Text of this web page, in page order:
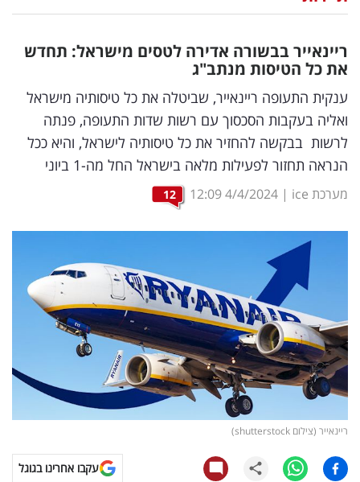
דיגיטל
וטק
שיווק
ופרסום
משפט
מדדים
ומחקרים
רכילות
עסקית
קריפטו
ויראלי
טלוויזיה
ריינאייר בבשורה אדירה לטסים מישראל: תחדש
את כל הטיסות מנתב"ג
ענקית התעופה ריינאייר, שביטלה את כל טיסותיה מישראל
ואליה בעקבות הסכסוך עם רשות שדות התעופה, פנתה
לרשות בבקשה להחזיר את כל טיסותיה לישראל, והיא ככל
הנראה תחזור לפעילות מלאה בישראל החל מה-1 ביוני
מערכת ice |
4/4/2024
12:09
12
ריינאייר (צילום shutterstock)
עקבו אחרינו בגוגל